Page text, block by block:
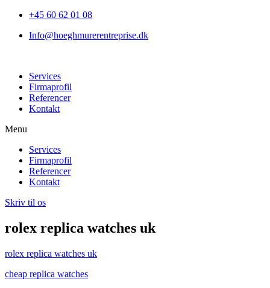
+45 60 62 01 08
Info@hoeghmurerentreprise.dk
Services
Firmaprofil
Referencer
Kontakt
Menu
Services
Firmaprofil
Referencer
Kontakt
Skriv til os
rolex replica watches uk
rolex replica watches uk
cheap replica watches